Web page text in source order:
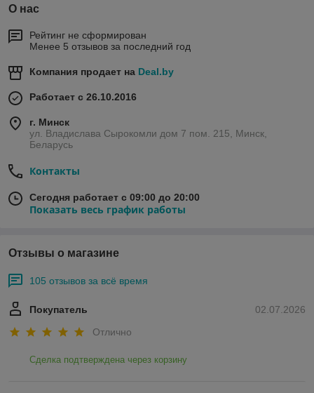
О нас
Рейтинг не сформирован
Менее 5 отзывов за последний год
Компания продает на Deal.by
Работает с 26.10.2016
г. Минск
ул. Владислава Сырокомли дом 7 пом. 215, Минск,
Беларусь
Контакты
Сегодня работает с 09:00 до 20:00
Показать весь график работы
Отзывы о магазине
105 отзывов за всё время
02.07.2026
Покупатель
Отлично
Сделка подтверждена через корзину